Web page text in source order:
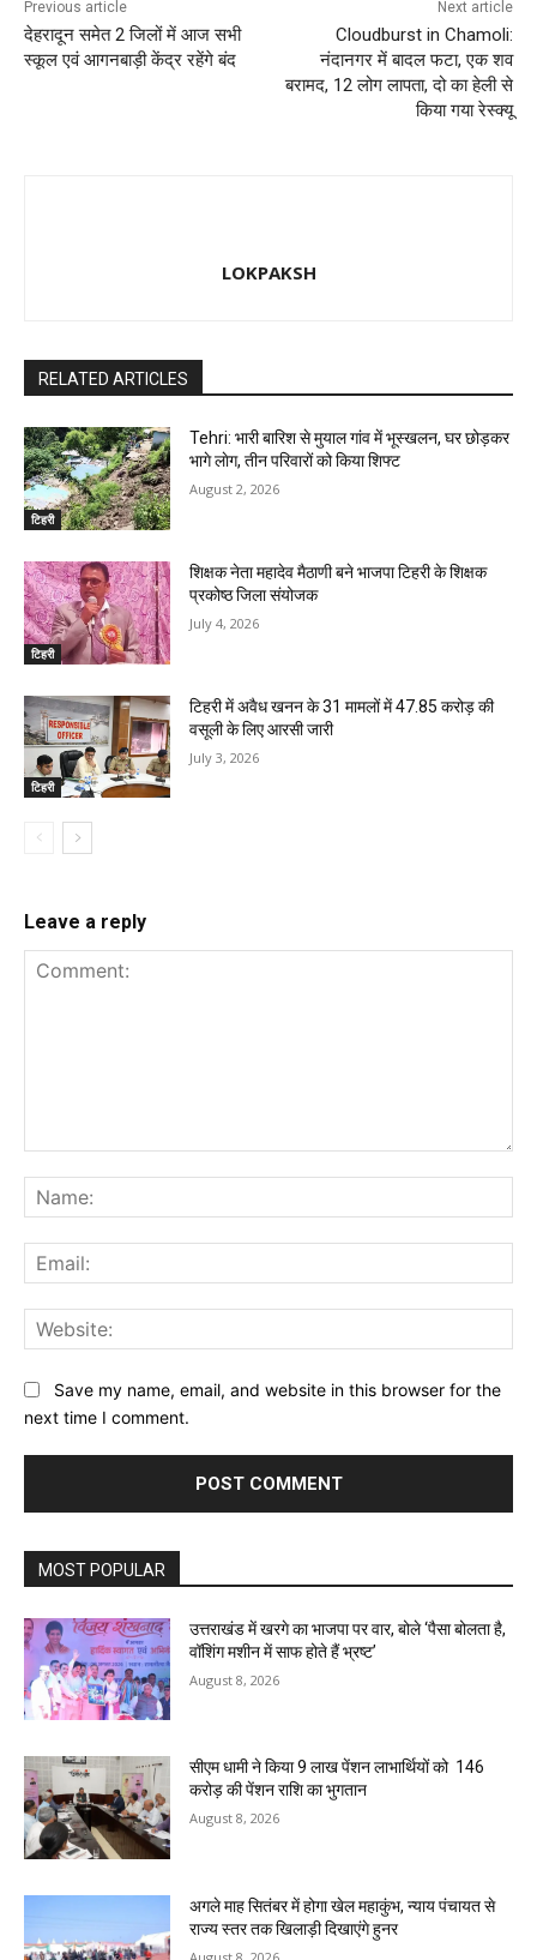
Previous article
देहरादून समेत 2 जिलों में आज सभी
स्कूल एवं आगनबाड़ी केंद्र रहेंगे बंद
Next article
Cloudburst in Chamoli:
नंदानगर में बादल फटा, एक शव
बरामद, 12 लोग लापता, दो का हेली से
किया गया रेस्क्यू
LOKPAKSH
RELATED ARTICLES
टिहरी
Tehri: भारी बारिश से मुयाल गांव में भूस्खलन, घर छोड़कर
भागे लाेग, तीन परिवारों को किया शिफ्ट
August 2, 2026
टिहरी
शिक्षक नेता महादेव मैठाणी बने भाजपा टिहरी के शिक्षक
प्रकोष्ठ जिला संयोजक
July 4, 2026
टिहरी
टिहरी में अवैध खनन के 31 मामलों में ₹47.85 करोड़ की
वसूली के लिए आरसी जारी
July 3, 2026
Leave a reply
Save my name, email, and website in this browser for the
next time I comment.
MOST POPULAR
उत्तराखंड में खरगे का भाजपा पर वार, बोले ‘पैसा बोलता है,
वॉशिंग मशीन में साफ होते हैं भ्रष्ट’
August 8, 2026
सीएम धामी ने किया 9 लाख पेंशन लाभार्थियों को ₹ 146
करोड़ की पेंशन राशि का भुगतान
August 8, 2026
अगले माह सितंबर में होगा खेल महाकुंभ, न्याय पंचायत से
राज्य स्तर तक खिलाड़ी दिखाएंगे हुनर